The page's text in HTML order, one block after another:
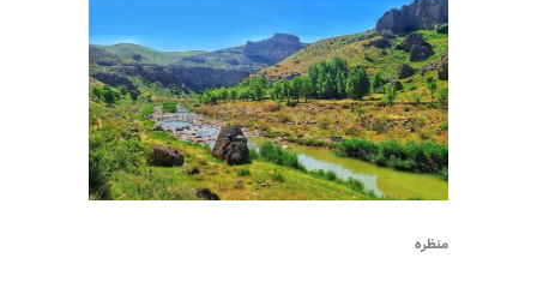
منظره